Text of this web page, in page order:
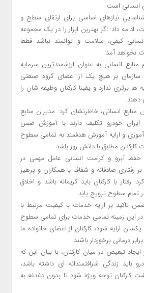
انسانی است.
نیازهای اساسی برای ارتقای سطح و
ادامه داد: اگر بهترین ابزار را در یک مجموعه
کیفی، سلامت و توانمند نباشد قطعا
نخواهد آمد.
منابع انسانی به عنوان ارزشمندترین سرمایه
سازمان بر هیچ یک از اعضای گروه صنعتی
ها برتری ندارد و یقینا کارکنان وظیفه شان را
دهند.
انسانی، خاطرنشان کرد: مدیران منابع
ایران خودرو تکلیف دارند با آموزش ضمن
و ارایه آموزش هدفمند به تمامی سطوح
کارکنان مطابق با دانش روز باشد.
آبرو و کرامت انسانی عامل مهمی در
رفتاری صادقانه و شفاف با همکاران و پرهیز
رفتار با کارکنان باید کریمانه باشد و اخلاق
تمام سطوح ترویج یابد.
تاکید بر ارایه خدمات با کیفیت مرتبط با
در این زمینه تمامی خدمات برای تمامی سطوح
ارایه شود، کارکنان از اعضای خانواده ما
درمانی برخوردار باشند.
تبعیض در میان کارکنان، با بیان این که
باید زندگی شرافتمندانه ای داشته باشد،
کارکنان توجه ویژه شود تا بدون دغدغه به